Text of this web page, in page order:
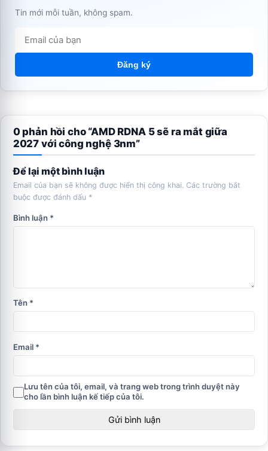
Tin mới mỗi tuần, không spam.
Đăng ký
0 phản hồi cho “AMD RDNA 5 sẽ ra mắt giữa
2027 với công nghệ 3nm”
Để lại một bình luận
Email của bạn sẽ không được hiển thị công khai. Các trường bắt
buộc được đánh dấu *
Bình luận *
Tên *
Email *
Lưu tên của tôi, email, và trang web trong trình duyệt này
cho lần bình luận kế tiếp của tôi.